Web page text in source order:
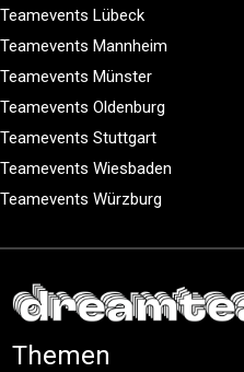
Teamevents Lübeck
Teamevents Mannheim
Teamevents Münster
Teamevents Oldenburg
Teamevents Stuttgart
Teamevents Wiesbaden
Teamevents Würzburg
Themen